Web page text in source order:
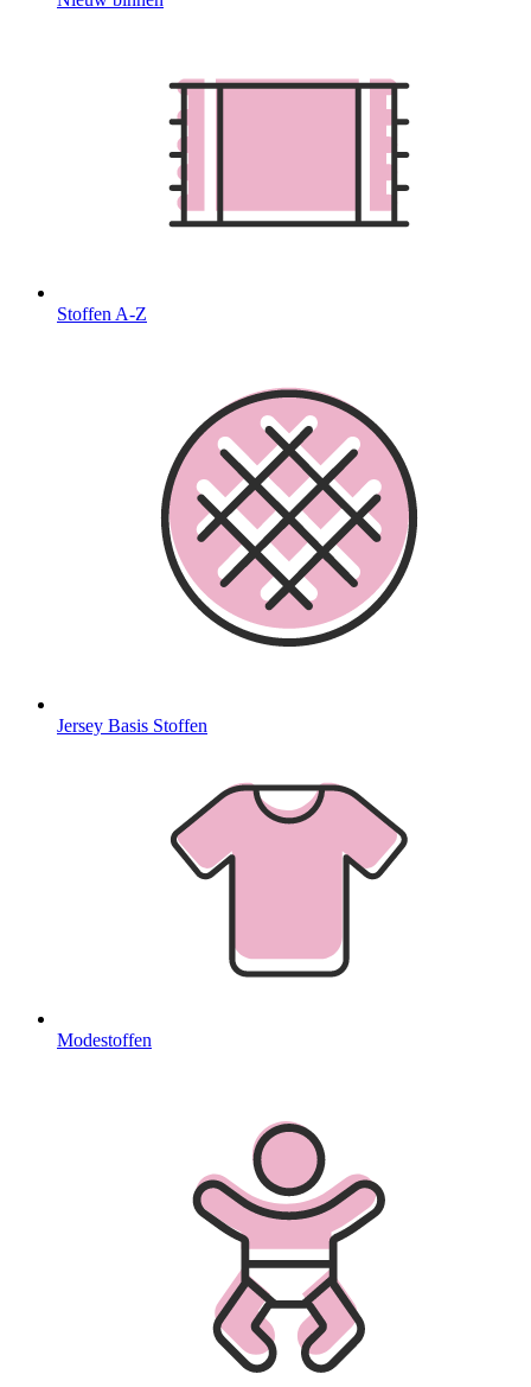
Stoffen A-Z
Jersey Basis Stoffen
Modestoffen